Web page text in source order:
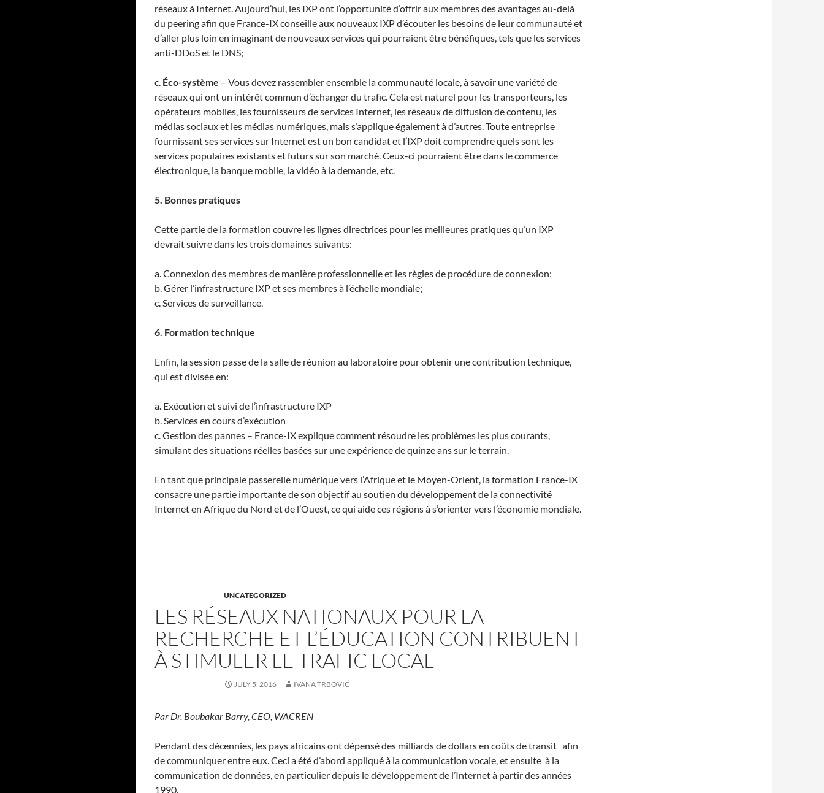
réseaux à Internet. Aujourd’hui, les IXP ont l’opportunité d’offrir aux membres des avantages au-delà
du peering afin que France-IX conseille aux nouveaux IXP d’écouter les besoins de leur communauté et
d’aller plus loin en imaginant de nouveaux services qui pourraient être bénéfiques, tels que les services
anti-DDoS et le DNS;
c. Éco-système – Vous devez rassembler ensemble la communauté locale, à savoir une variété de
réseaux qui ont un intérêt commun d’échanger du trafic. Cela est naturel pour les transporteurs, les
opérateurs mobiles, les fournisseurs de services Internet, les réseaux de diffusion de contenu, les
médias sociaux et les médias numériques, mais s’applique également à d’autres. Toute entreprise
fournissant ses services sur Internet est un bon candidat et l’IXP doit comprendre quels sont les
services populaires existants et futurs sur son marché. Ceux-ci pourraient être dans le commerce
électronique, la banque mobile, la vidéo à la demande, etc.
5. Bonnes pratiques
Cette partie de la formation couvre les lignes directrices pour les meilleures pratiques qu’un IXP
devrait suivre dans les trois domaines suivants:
a. Connexion des membres de manière professionnelle et les règles de procédure de connexion;
b. Gérer l’infrastructure IXP et ses membres à l’échelle mondiale;
c. Services de surveillance.
6. Formation technique
Enfin, la session passe de la salle de réunion au laboratoire pour obtenir une contribution technique,
qui est divisée en:
a. Exécution et suivi de l’infrastructure IXP
b. Services en cours d’exécution
c. Gestion des pannes – France-IX explique comment résoudre les problèmes les plus courants,
simulant des situations réelles basées sur une expérience de quinze ans sur le terrain.
En tant que principale passerelle numérique vers l’Afrique et le Moyen-Orient, la formation France-IX
consacre une partie importante de son objectif au soutien du développement de la connectivité
Internet en Afrique du Nord et de l’Ouest, ce qui aide ces régions à s’orienter vers l’économie mondiale.
UNCATEGORIZED
LES RÉSEAUX NATIONAUX POUR LA
RECHERCHE ET L’ÉDUCATION CONTRIBUENT
À STIMULER LE TRAFIC LOCAL
JULY 5, 2016 IVANA TRBOVIĆ
Par Dr. Boubakar Barry, CEO, WACREN
Pendant des décennies, les pays africains ont dépensé des milliards de dollars en coûts de transit afin
de communiquer entre eux. Ceci a été d’abord appliqué à la communication vocale, et ensuite à la
communication de données, en particulier depuis le développement de l’Internet à partir des années
1990.